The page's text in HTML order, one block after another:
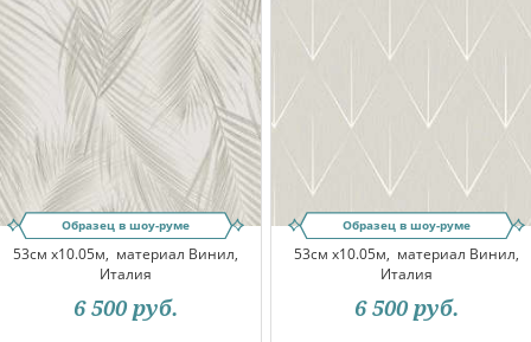
Образец в шоу-руме
53см x10.05м, материал Винил,
Италия
6 500 руб.
Образец в шоу-руме
53см x10.05м, материал Винил,
Италия
6 500 руб.